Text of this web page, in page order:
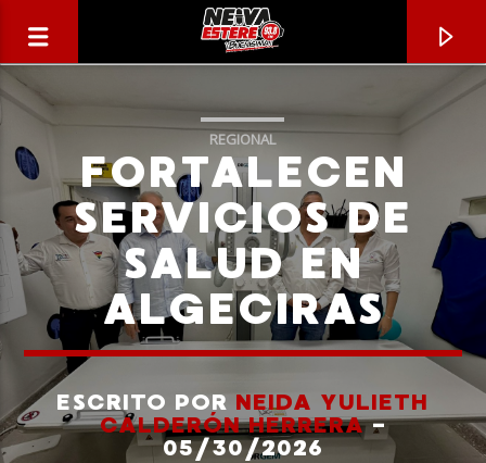
CANCIÓN ACTUAL
TÍTULO
REGIONAL
FORTALECEN
SERVICIOS DE
SALUD EN
ALGECIRAS
ESCRITO PORNEIDA YULIETH
CALDERÓN HERRERA-
05/30/2026